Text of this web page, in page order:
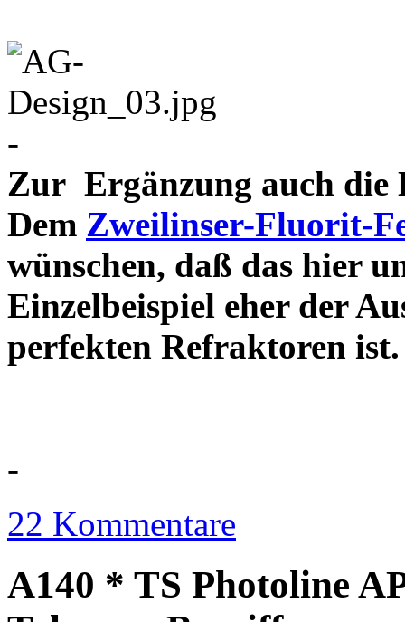
-
Zur Ergänzung auch die
Dem Zweilinser-Fluorit-
wünschen, daß das hier
Einzelbeispiel eher der
perfekten
-
22 Kommentare
A140 * TS Photoline